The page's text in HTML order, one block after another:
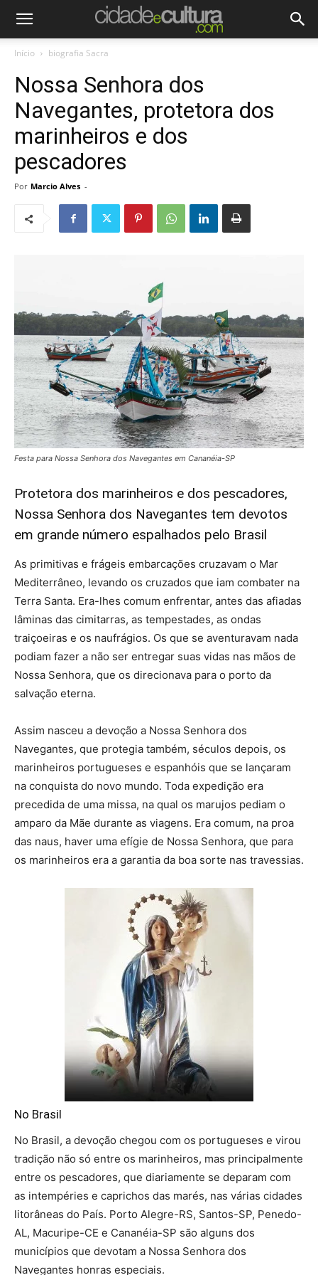
Início biografia Sacra
Nossa Senhora dos
Navegantes, protetora dos
marinheiros e dos
pescadores
Por Marcio Alves -
Festa para Nossa Senhora dos Navegantes em Cananéia-SP
Protetora dos marinheiros e dos pescadores,
Nossa Senhora dos Navegantes tem devotos
em grande número espalhados pelo Brasil
As primitivas e frágeis embarcações cruzavam o Mar
Mediterrâneo, levando os cruzados que iam combater na
Terra Santa. Era-lhes comum enfrentar, antes das afiadas
lâminas das cimitarras, as tempestades, as ondas
traiçoeiras e os naufrágios. Os que se aventuravam nada
podiam fazer a não ser entregar suas vidas nas mãos de
Nossa Senhora, que os direcionava para o porto da
salvação eterna.
Assim nasceu a devoção a Nossa Senhora dos
Navegantes, que protegia também, séculos depois, os
marinheiros portugueses e espanhóis que se lançaram
na conquista do novo mundo. Toda expedição era
precedida de uma missa, na qual os marujos pediam o
amparo da Mãe durante as viagens. Era comum, na proa
das naus, haver uma efígie de Nossa Senhora, que para
os marinheiros era a garantia da boa sorte nas travessias.
No Brasil
No Brasil, a devoção chegou com os portugueses e virou
tradição não só entre os marinheiros, mas principalmente
entre os pescadores, que diariamente se deparam com
as intempéries e caprichos das marés, nas várias cidades
litorâneas do País. Porto Alegre-RS, Santos-SP, Penedo-
AL, Macuripe-CE e Cananéia-SP são alguns dos
municípios que devotam a Nossa Senhora dos
Navegantes honras especiais.